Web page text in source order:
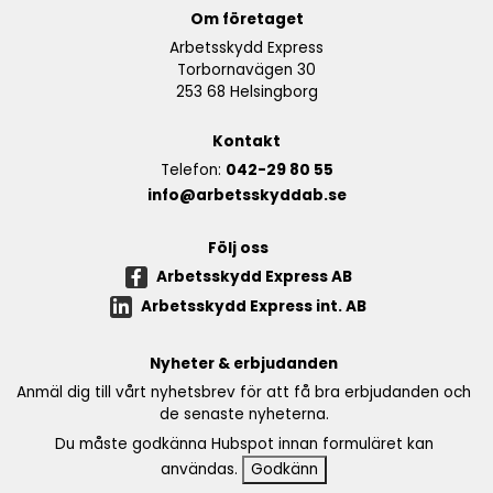
Om företaget
Arbetsskydd Express
Torbornavägen 30
253 68 Helsingborg
Kontakt
Telefon: 042-29 80 55
info@arbetsskyddab.se
Följ oss
Arbetsskydd Express AB
Arbetsskydd Express int. AB
Nyheter & erbjudanden
Anmäl dig till vårt nyhetsbrev för att få bra erbjudanden och
de senaste nyheterna.
Du måste godkänna Hubspot innan formuläret kan
användas.
Godkänn